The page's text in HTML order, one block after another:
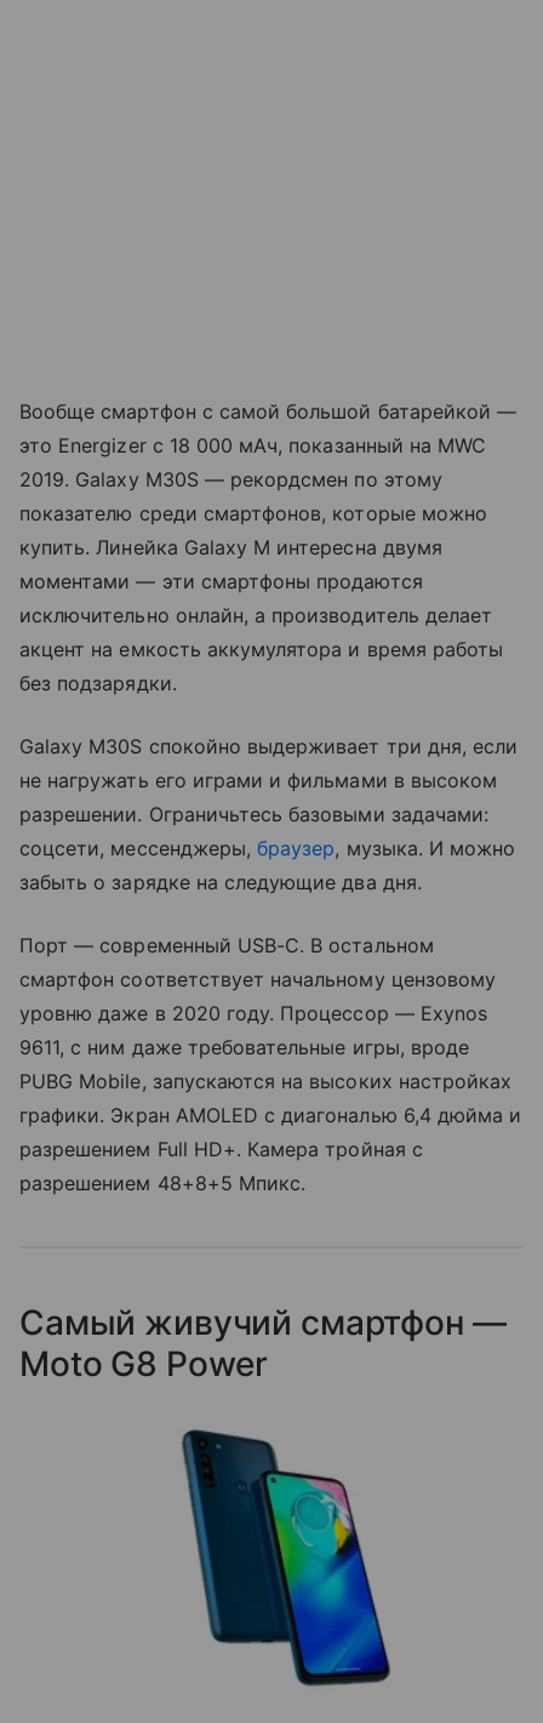
Вообще смартфон с самой большой батарейкой —
это Energizer с 18 000 мАч, показанный на MWC
2019. Galaxy M30S — рекордсмен по этому
показателю среди смартфонов, которые можно
купить. Линейка Galaxy M интересна двумя
моментами — эти смартфоны продаются
исключительно онлайн, а производитель делает
акцент на емкость аккумулятора и время работы
без подзарядки.
Galaxy M30S спокойно выдерживает три дня, если
не нагружать его играми и фильмами в высоком
разрешении. Ограничьтесь базовыми задачами:
соцсети, мессенджеры,браузер, музыка. И можно
забыть о зарядке на следующие два дня.
Порт — современный USB-C. В остальном
смартфон соответствует начальному цензовому
уровню даже в 2020 году. Процессор — Exynos
9611, с ним даже требовательные игры, вроде
PUBG Mobile, запускаются на высоких настройках
графики. Экран AMOLED с диагональю 6,4 дюйма и
разрешением Full HD+. Камера тройная с
разрешением 48+8+5 Мпикс.
Самый живучий смартфон —
Moto G8 Power